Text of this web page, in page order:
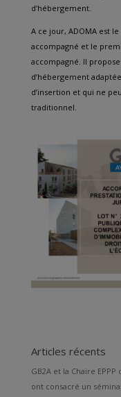
d’hébergement.
A ce jour, ADOMA est
accompagné et le
accompagné. Il
d’hébergement
d’insertion et qui ne
traditionnel.
Articles récents
GB2A et la Chaire EPPP
ont consacré un